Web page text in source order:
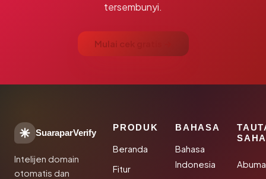
tersembunyi.
Mulai cek gratis →
SuaraparVerify
Intelijen domain
otomatis dan
PRODUK
Beranda
Fitur
BAHASA
Bahasa
Indonesia